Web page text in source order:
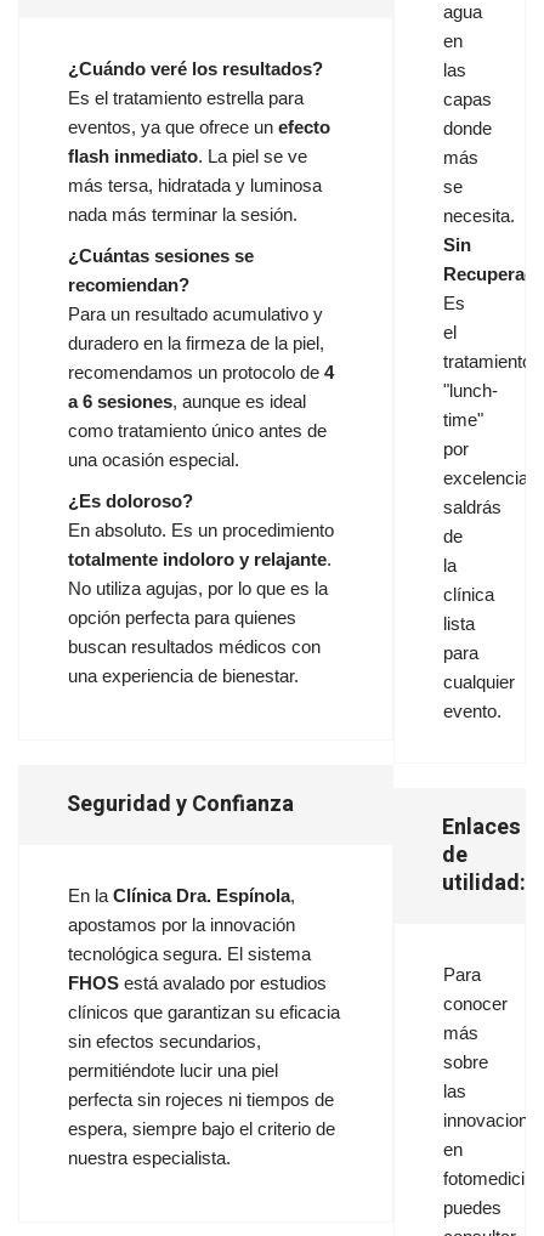
¿Cuándo veré los resultados?
Es el tratamiento estrella para
eventos, ya que ofrece un efecto
flash inmediato. La piel se ve
más tersa, hidratada y luminosa
nada más terminar la sesión.
¿Cuántas sesiones se
recomiendan?
Para un resultado acumulativo y
duradero en la firmeza de la piel,
recomendamos un protocolo de 4
a 6 sesiones, aunque es ideal
como tratamiento único antes de
una ocasión especial.
¿Es doloroso?
En absoluto. Es un procedimiento
totalmente indoloro y relajante.
No utiliza agujas, por lo que es la
opción perfecta para quienes
buscan resultados médicos con
una experiencia de bienestar.
Seguridad y Confianza
En la Clínica Dra. Espínola,
apostamos por la innovación
tecnológica segura. El sistema
FHOS está avalado por estudios
clínicos que garantizan su eficacia
sin efectos secundarios,
permitiéndote lucir una piel
perfecta sin rojeces ni tiempos de
espera, siempre bajo el criterio de
nuestra especialista.
agua
en
las
capas
donde
más
se
necesita.
Sin
Es
el
tratamiento
"lunch-
time"
por
excelencia;
saldrás
de
la
clínica
lista
para
cualquier
evento.
Enlaces
de
utilidad:
Para
conocer
más
sobre
las
en
puedes